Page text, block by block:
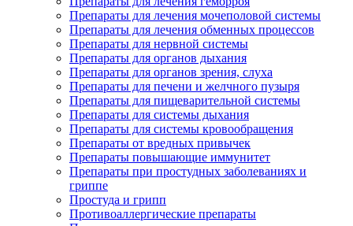
Препараты для лечения мочеполовой системы
Препараты для лечения обменных процессов
Препараты для нервной системы
Препараты для органов дыхания
Препараты для органов зрения, слуха
Препараты для печени и желчного пузыря
Препараты для пищеварительной системы
Препараты для системы дыхания
Препараты для системы кровообращения
Препараты от вредных привычек
Препараты повышающие иммунитет
Препараты при простудных заболеваниях и
гриппе
Простуда и грипп
Противоаллергические препараты